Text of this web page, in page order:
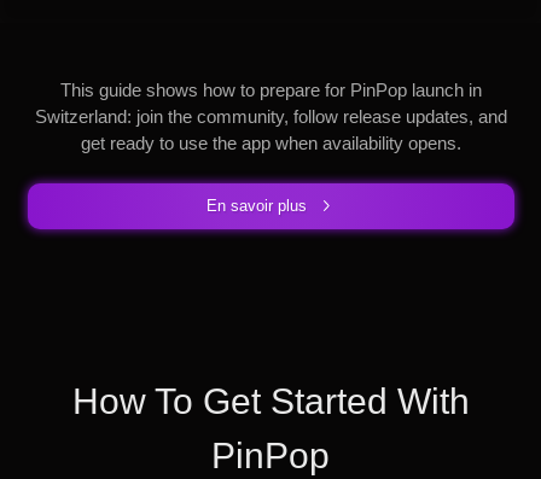
This guide shows how to prepare for PinPop launch in
Switzerland: join the community, follow release updates, and
get ready to use the app when availability opens.
En savoir plus
How To Get Started With
PinPop